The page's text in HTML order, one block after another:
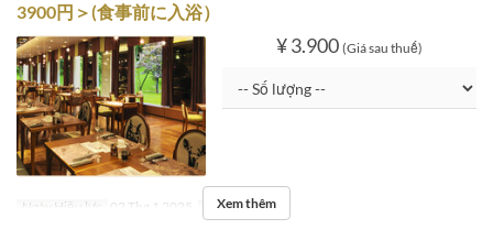
3900円＞(食事前に入浴）
¥ 3.900 (Giá sau thuế)
Ngày Hiệu lực 02 Thg 1 2025 Ngày T5
Xem thêm